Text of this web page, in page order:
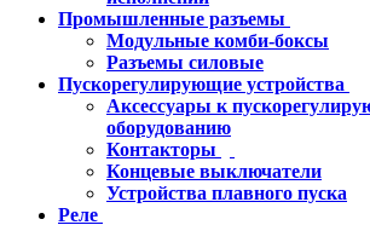
Промышленные разъемы
Модульные комби-боксы
Разъемы силовые
Пускорегулирующие устройства
Аксессуары к
оборудованию
Контакторы
Концевые выключатели
Устройства плавного пуска
Реле